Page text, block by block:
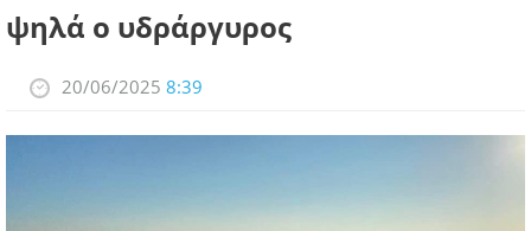
ΣΥΝΔΕΣΜΟΙ
ΠΕΡΙΣΣΟΤΕΡΑ
ψηλά ο υδράργυρος
20/06/2025 8:39